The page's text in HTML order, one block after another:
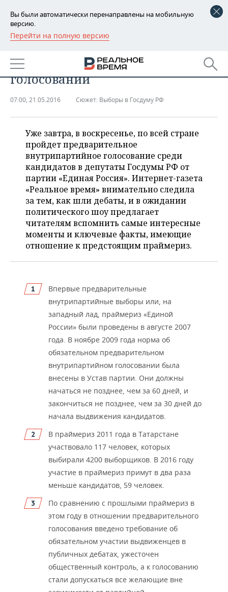
Вы были автоматически перенаправлены на мобильную
версию.
Перейти на полную версию
РЕГИОНЫ
БАШКОРТОСТАН
ТАТАРСТАН
НОВОСТИ
АНАЛИТИКА
ДЕКЛАРАЦИИ О ДОХОДАХ
КОРОЛИ ГОСЗАКАЗА ПФО
ВУЗЫ ТАТАРСТАНА
КОМУ ПРИНАДЛЕЖАТ
ТОРГОВЫЕ ЦЕНТРЫ
ТАТАРСТАНА
НОВОСТИ ЭКОНОМИКИ
ФИНАНСЫ
БАНКИ
БЮДЖЕТ
ИНВЕСТИЦИИ
ПРОМЫШЛЕННОСТЬ
НОВОСТИ
ПРОМЫШЛЕННОСТИ
АГРОПРОМ
МАШИНОСТРОЕНИЕ
НЕФТЕХИМИЯ
ЭНЕРГЕТИКА
НЕДВИЖИМОСТЬ
НОВОСТИ НЕДВИЖИМОСТИ
АВТО
НОВОСТИ АВТО
БИЗНЕС
НОВОСТИ БИЗНЕСА
РОЗНИЧНАЯ ТОРГОВЛЯ
УСЛУГИ
ТЕХНОЛОГИИ
НОВОСТИ ТЕХНОЛОГИЙ
МЕДИА
ТЕЛЕКОММУНИКАЦИИ
МЕРОПРИЯТИЯ
ВЫЕЗДНАЯ РЕДАКЦИЯ
БИЗНЕС-БРАНЧИ
ONLINE-КОНФЕРЕНЦИИ
ОТКРЫТАЯ ЛЕКЦИЯ
НОВОСТИ СПОРТА
БАСКЕТБОЛ
ВОЛЕЙБОЛ
ФИГУРНОЕ КАТАНИЕ
ВОДНЫЕ ВИДЫ СПОРТА
ХОККЕЙ С МЯЧОМ
ОБЩЕСТВО
НОВОСТИ ОБЩЕСТВА
ИНФРАСТРУКТУРА
ИСТОРИЯ
МЕДИЦИНА
ОБРАЗОВАНИЕ
ПРОИСШЕСТВИЯ
ФОТОГАЛЕРЕЯ
СПРАВОЧНИК
СПИСОК ПЕРСОН
ПОЛНАЯ ВЕРСИЯ
предстоящем внутрипартийном
голосовании
07:00, 21.05.2016 Сюжет: Выборы в Госдуму РФ
Уже завтра, в воскресенье, по всей стране
пройдет предварительное
внутрипартийное голосование среди
кандидатов в депутаты Госдумы РФ от
партии «Единая Россия». Интернет-газета
«Реальное время» внимательно следила
за тем, как шли дебаты, и в ожидании
политического шоу предлагает
читателям вспомнить самые интересные
моменты и ключевые факты, имеющие
отношение к предстоящим праймериз.
Впервые предварительные
внутрипартийные выборы или, на
западный лад, праймериз «Единой
России» были проведены в августе 2007
года. В ноябре 2009 года норма об
обязательном предварительном
внутрипартийном голосовании была
внесены в Устав партии. Они должны
начаться не позднее, чем за 60 дней, и
закончиться не позднее, чем за 30 дней до
начала выдвижения кандидатов.
В праймериз 2011 года в Татарстане
участвовало 117 человек, которых
выбирали 4200 выборщиков. В 2016 году
участие в праймериз примут в два раза
меньше кандидатов, 59 человек.
По сравнению с прошлыми праймериз в
этом году в отношении предварительного
голосования введено требование об
обязательном участии выдвиженцев в
публичных дебатах, ужесточен
общественный контроль, а к голосованию
стали допускаться все желающие вне